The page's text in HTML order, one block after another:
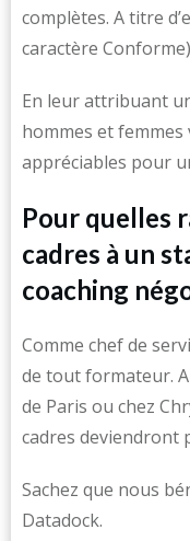
complètes. A titre
caractère
En leur attribuant
hommes et
appréciables pour
Pour quelles
cadres à un
coaching
Comme chef de
de tout formateur.
de Paris ou chez
cadres deviendront
Sachez que nous
Datadock.